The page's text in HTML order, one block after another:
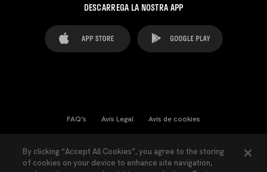
DESCARREGA LA NOSTRA APP
FAQ's Avís Legal Avís de cookies
Llei de Transparència Política de Privacitat
By clicking “Accept All Cookies”, you agree to the storing
of cookies on your device to enhance site navigation,